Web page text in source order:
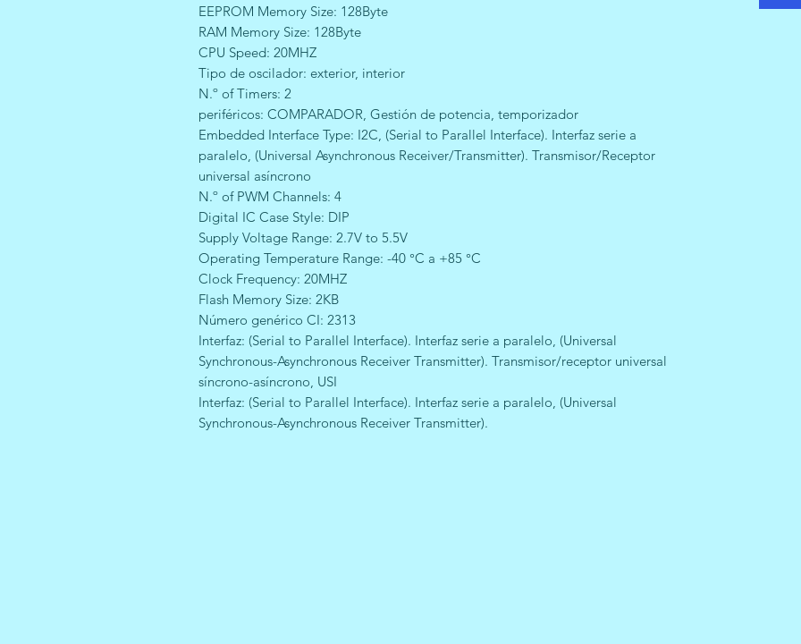
EEPROM Memory Size: 128Byte
RAM Memory Size: 128Byte
CPU Speed: 20MHZ
Tipo de oscilador: exterior, interior
N.º of Timers: 2
periféricos: COMPARADOR, Gestión de potencia, temporizador
Embedded Interface Type: I2C, (Serial to Parallel Interface). Interfaz serie a
paralelo, (Universal Asynchronous Receiver/Transmitter). Transmisor/Receptor
universal asíncrono
N.º of PWM Channels: 4
Digital IC Case Style: DIP
Supply Voltage Range: 2.7V to 5.5V
Operating Temperature Range: -40 °C a +85 °C
Clock Frequency: 20MHZ
Flash Memory Size: 2KB
Número genérico CI: 2313
Interfaz: (Serial to Parallel Interface). Interfaz serie a paralelo, (Universal
Synchronous-Asynchronous Receiver Transmitter). Transmisor/receptor universal
síncrono-asíncrono, USI
Interfaz: (Serial to Parallel Interface). Interfaz serie a paralelo, (Universal
Synchronous-Asynchronous Receiver Transmitter).